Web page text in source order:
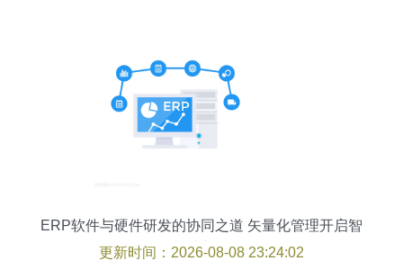
ERP软件与硬件研发的协同之道 矢量化管理开启智
能制造新纪元
更新时间：2026-08-08 23:24:02